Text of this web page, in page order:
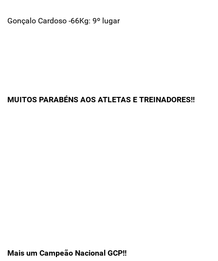
Gonçalo Cardoso -66Kg: 9º lugar
MUITOS PARABÉNS AOS ATLETAS E TREINADORES!!
Mais um Campeão Nacional GCP!!